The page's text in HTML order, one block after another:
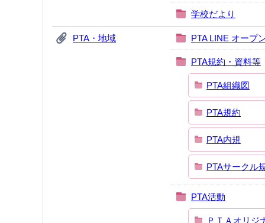
学校だより
PTA・地域 PTA LINE オープ
PTA規約・資料等
PTA組織図
PTA規約
PTA内規
PTAサークル
PTA活動
ＰＴＡオリジ